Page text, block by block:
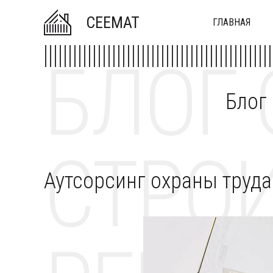
CEEMAT ГЛАВНАЯ
БЛОГ
Аутсорсинг охраны труда